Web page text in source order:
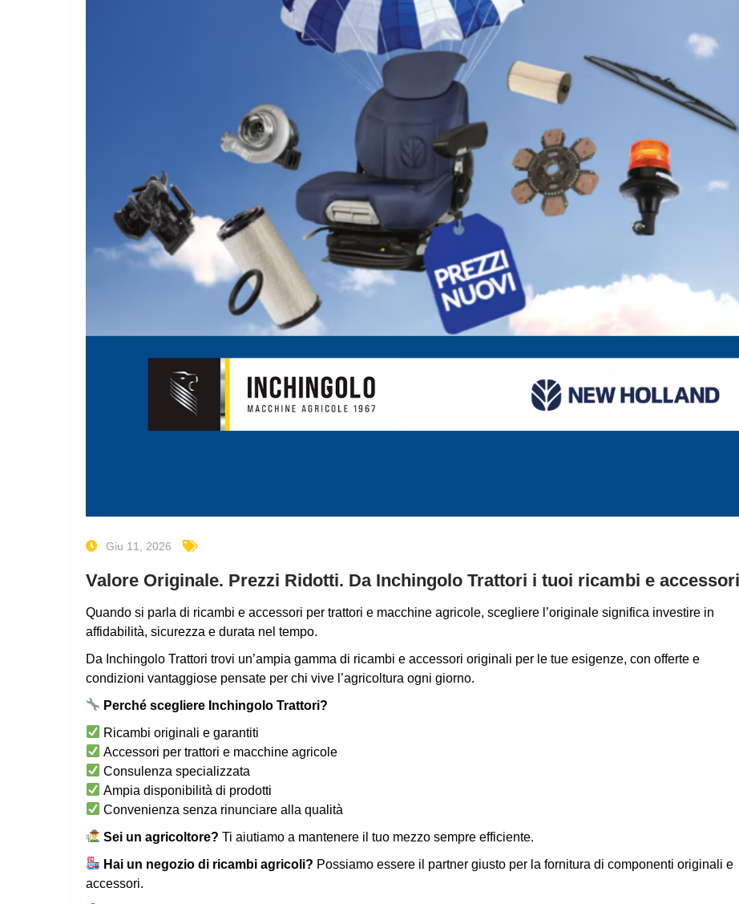
Giu 11, 2026
Valore Originale. Prezzi Ridotti. Da Inchingolo Trattori i tuoi ricambi e
Quando si parla di ricambi e accessori per trattori e macchine agricole, scegliere l’originale significa investire in
affidabilità, sicurezza e durata nel tempo.
Da Inchingolo Trattori trovi un’ampia gamma di ricambi e accessori originali per le tue esigenze, con offerte e
condizioni vantaggiose pensate per chi vive l’agricoltura ogni giorno.
Perché scegliere Inchingolo Trattori?
Ricambi originali e garantiti
Accessori per trattori e macchine agricole
Consulenza specializzata
Ampia disponibilità di prodotti
Convenienza senza rinunciare alla qualità
Sei un agricoltore? Ti aiutiamo a mantenere il tuo mezzo sempre efficiente.
Hai un negozio di ricambi agricoli? Possiamo essere il partner giusto per la fornitura di componenti originali e
accessori.